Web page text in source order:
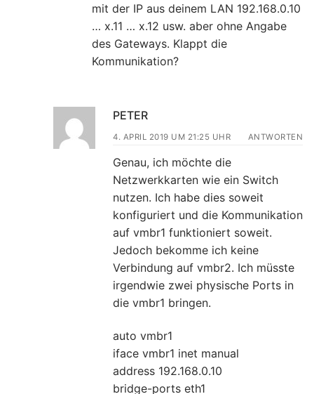
mit der IP aus deinem LAN 192.168.0.10
… x.11 … x.12 usw. aber ohne Angabe
des Gateways. Klappt die
Kommunikation?
PETER
4. APRIL 2019 UM 21:25 UHR ANTWORTEN
Genau, ich möchte die
Netzwerkkarten wie ein Switch
nutzen. Ich habe dies soweit
konfiguriert und die Kommunikation
auf vmbr1 funktioniert soweit.
Jedoch bekomme ich keine
Verbindung auf vmbr2. Ich müsste
irgendwie zwei physische Ports in
die vmbr1 bringen.
auto vmbr1
iface vmbr1 inet manual
address 192.168.0.10
bridge-ports eth1